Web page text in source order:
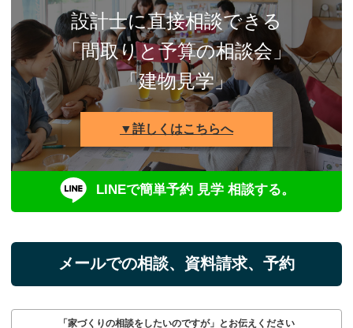
設計士に直接相談できる
「間取りと予算の相談会」
「建物見学」
▼詳しくはこちらへ
LINEで簡単予約 見学 相談する。
メールでの相談、資料請求、予約
「家づくりの相談をしたいのですが」とお伝えください